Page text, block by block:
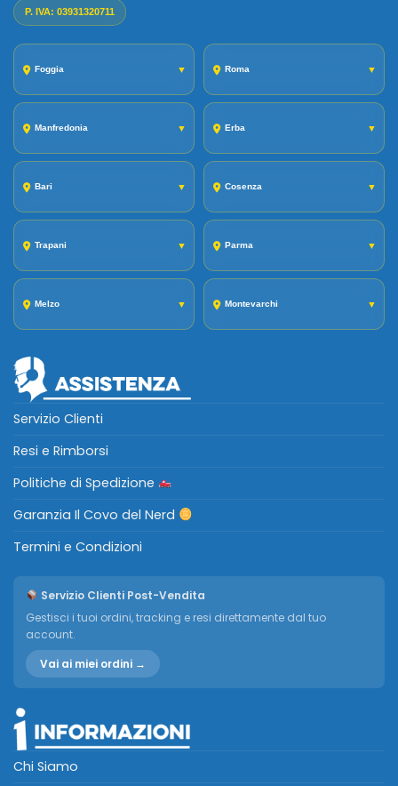
P. IVA: 03931320711
Foggia ▼ Roma ▼
Manfredonia ▼ Erba ▼
Bari ▼ Cosenza ▼
Trapani ▼ Parma ▼
Melzo ▼ Montevarchi ▼
Servizio Clienti
Resi e Rimborsi
Politiche di Spedizione
Garanzia Il Covo del Nerd
Termini e Condizioni
Servizio Clienti Post-Vendita
Gestisci i tuoi ordini, tracking e resi direttamente dal tuo
account.
Vai ai miei ordini →
Chi Siamo